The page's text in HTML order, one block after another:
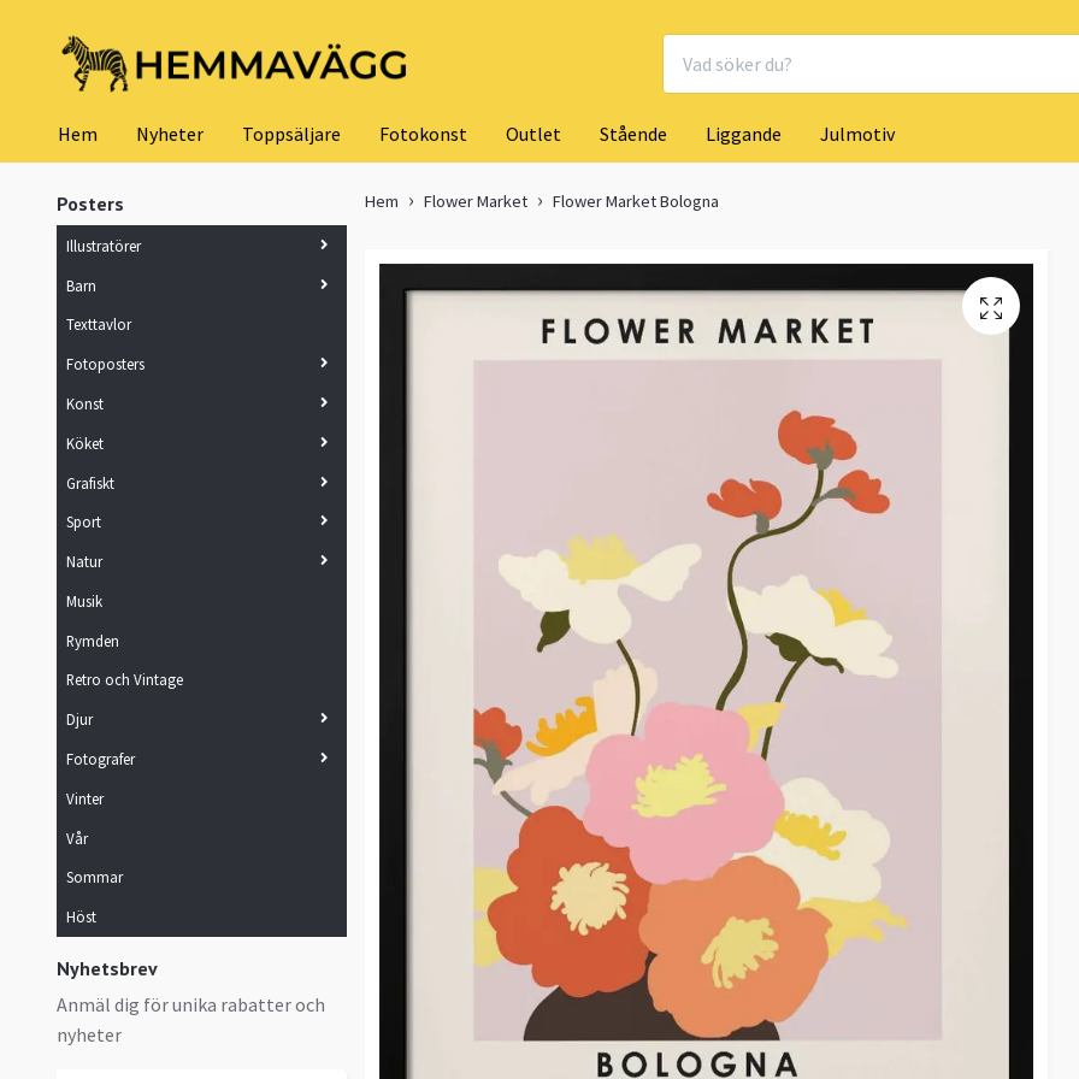
Hem Nyheter Toppsäljare Fotokonst Outlet Stående Liggande Julmotiv
Posters
Illustratörer
Barn
Texttavlor
Fotoposters
Konst
Köket
Grafiskt
Sport
Natur
Musik
Rymden
Retro och Vintage
Djur
Fotografer
Vinter
Vår
Sommar
Höst
Nyhetsbrev
Anmäl dig för unika rabatter och
nyheter
Hem Flower Market Flower Market Bologna